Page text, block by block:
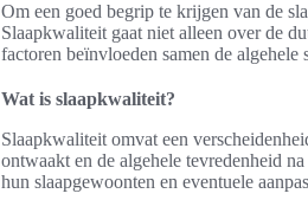
Om een goed begrip te krijgen van de
Slaapkwaliteit gaat niet alleen over de
factoren beïnvloeden samen de algehele
Wat is slaapkwaliteit?
Slaapkwaliteit omvat een
ontwaakt en de algehele tevredenheid
hun slaapgewoonten en eventuele